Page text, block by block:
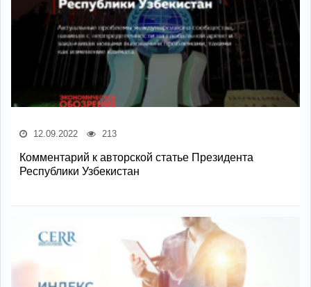
12.09.2022 213
Комментарий к авторской статье Президента
Республики Узбекистан